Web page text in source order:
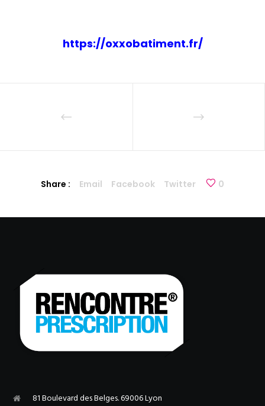
https://oxxobatiment.fr/
Share : Email Facebook Twitter 0
81 Boulevard des Belges. 69006 Lyon